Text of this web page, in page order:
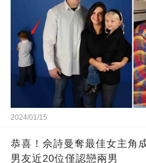
2024/01/15
恭喜！佘詩曼奪最佳女主角
男友近20位僅認戀兩男